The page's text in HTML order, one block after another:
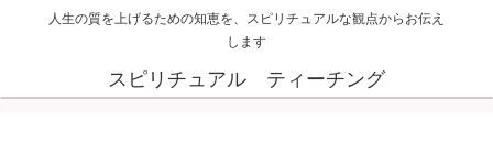
人生の質を上げるための知恵を、スピリチュアルな観点からお伝え
します
スピリチュアル ティーチング